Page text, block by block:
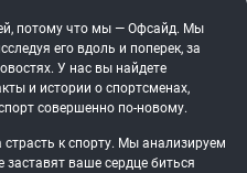
потому что мы — Офсайд. Мы
его вдоль и поперек, за
У нас вы найдете
и истории о спортсменах,
совершенно по-новому.
к спорту. Мы анализируем
ваше сердце биться